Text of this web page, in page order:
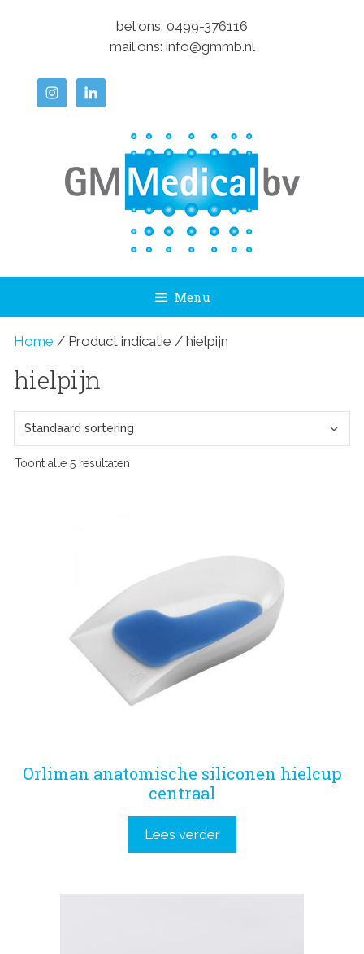
bel ons: 0499-376116
mail ons: info@gmmb.nl
Menu
Home / Product indicatie / hielpijn
hielpijn
Toont alle 5 resultaten
Orliman anatomische siliconen hielcup
centraal
Lees verder